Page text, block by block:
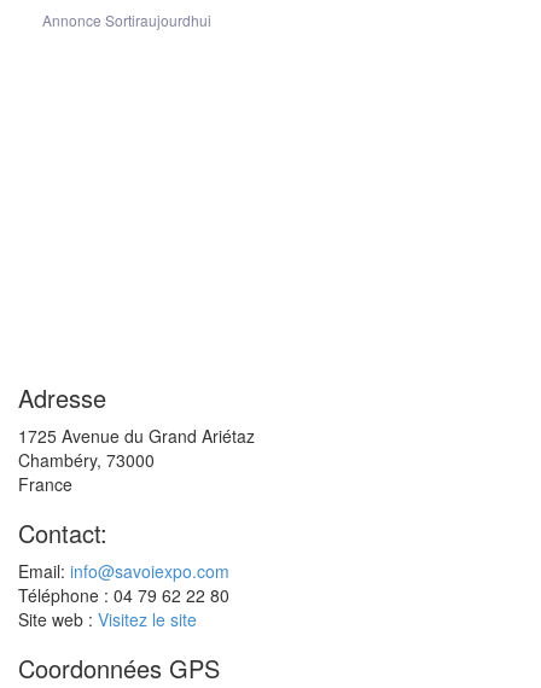
Annonce Sortiraujourdhui
Adresse
1725 Avenue du Grand Ariétaz
Chambéry, 73000
France
Contact:
Email: info@savoiexpo.com
Téléphone : 04 79 62 22 80
Site web : Visitez le site
Coordonnées GPS